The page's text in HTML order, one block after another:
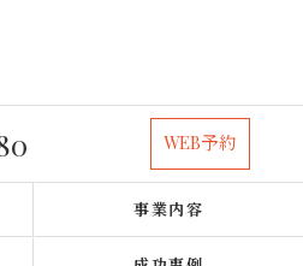
WEB予約
事業内容